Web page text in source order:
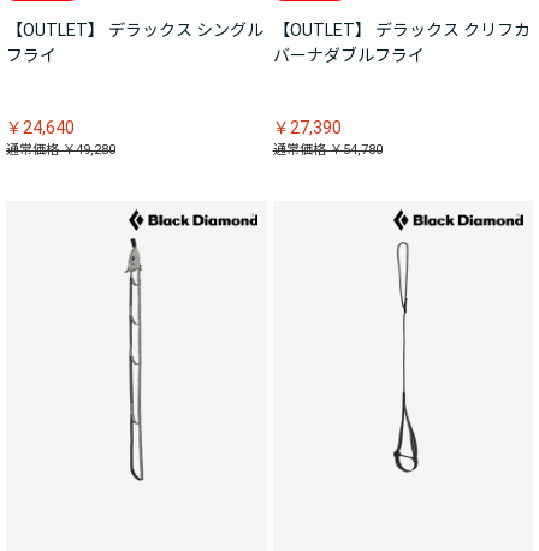
【OUTLET】 デラックス シングル
フライ
￥24,640
通常価格 ￥49,280
【OUTLET】 デラックス クリフカ
バーナダブルフライ
￥27,390
通常価格 ￥54,780